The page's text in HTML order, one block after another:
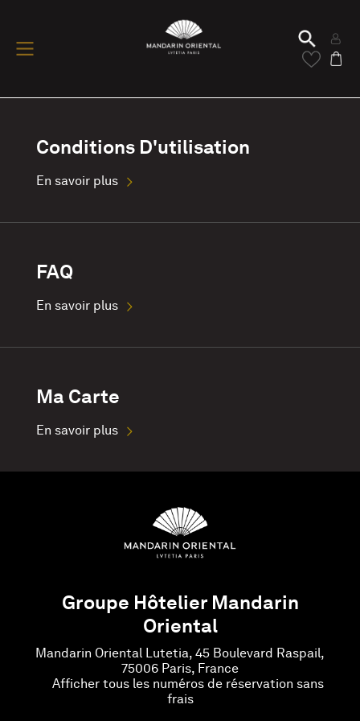
Conditions D'utilisation
En savoir plus
FAQ
En savoir plus
Ma Carte
En savoir plus
Groupe Hôtelier Mandarin
Oriental
Mandarin Oriental Lutetia, 45 Boulevard Raspail,
75006 Paris, France
Afficher tous les numéros de réservation sans
frais